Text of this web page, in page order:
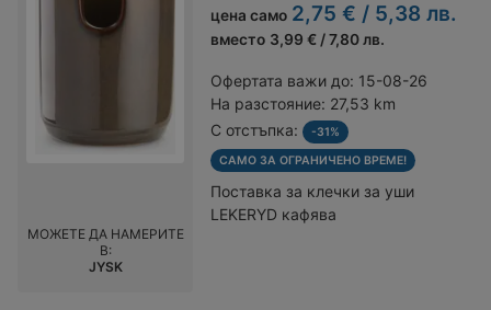
цена само 2,75 € / 5,38 лв.
вместо 3,99 € / 7,80 лв.
Офертата важи до: 15-08-26
На разстояние: 27,53 km
С отстъпка:
-31%
САМО ЗА ОГРАНИЧЕНО ВРЕМЕ!
Поставка за клечки за уши
LEKERYD кафява
МОЖЕТЕ ДА НАМЕРИТЕ
В:
JYSK